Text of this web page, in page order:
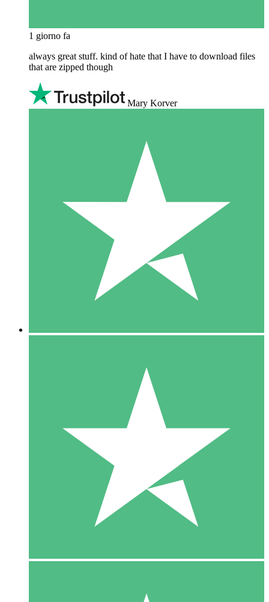
1 giorno fa
always great stuff. kind of hate that I have to download files
that are zipped though
Mary Korver